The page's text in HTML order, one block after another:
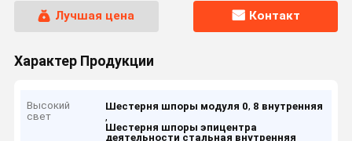
Лучшая цена Контакт
Характер Продукции
Высокий
свет
Шестерня шпоры модуля 0, 8 внутренняя
,
Шестерня шпоры эпицентра
деятельности стальная внутренняя